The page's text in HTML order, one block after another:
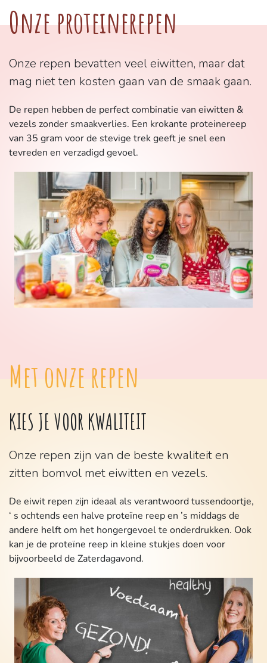
Onze proteinerepen
Onze repen bevatten veel eiwitten, maar dat
mag niet ten kosten gaan van de smaak gaan.
De repen hebben de perfect combinatie van eiwitten &
vezels zonder smaakverlies. Een krokante proteinereep
van 35 gram voor de stevige trek geeft je snel een
tevreden en verzadigd gevoel.
Met onze repen
KIES JE VOOR KWALITEIT
Onze repen zijn van de beste kwaliteit en
zitten bomvol met eiwitten en vezels.
De eiwit repen zijn ideaal als verantwoord tussendoortje,
‘ s ochtends een halve proteïne reep en ’s middags de
andere helft om het hongergevoel te onderdrukken. Ook
kan je de proteïne reep in kleine stukjes doen voor
bijvoorbeeld de Zaterdagavond.